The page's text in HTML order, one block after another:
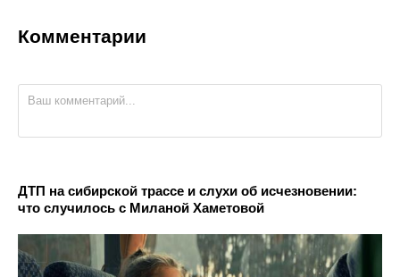
Комментарии
ДТП на сибирской трассе и слухи об исчезновении:
что случилось с Миланой Хаметовой